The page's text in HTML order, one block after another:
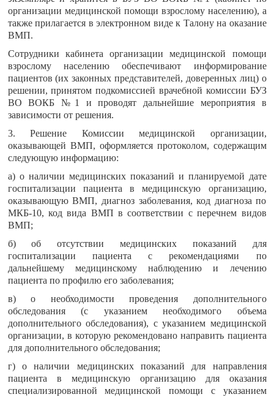
организации медицинской помощи взрослому населению), а
также прилагается в электронном виде к Талону на оказание
ВМП.
Сотрудники кабинета организации медицинской помощи
взрослому населению обеспечивают информирование
пациентов (их законных представителей, доверенных лиц) о
решении, принятом подкомиссией врачебной комиссии БУЗ
ВО ВОКБ №1 и проводят дальнейшие мероприятия в
зависимости от решения.
3. Решение Комиссии медицинской организации,
оказывающей ВМП, оформляется протоколом, содержащим
следующую информацию:
а) о наличии медицинских показаний и планируемой дате
госпитализации пациента в медицинскую организацию,
оказывающую ВМП, диагноз заболевания, код диагноза по
МКБ-10, код вида ВМП в соответствии с перечнем видов
ВМП;
б) об отсутствии медицинских показаний для
госпитализации пациента с рекомендациями по
дальнейшему медицинскому наблюдению и лечению
пациента по профилю его заболевания;
в) о необходимости проведения дополнительного
обследования (с указанием необходимого объема
дополнительного обследования), с указанием медицинской
организации, в которую рекомендовано направить пациента
для дополнительного обследования;
г) о наличии медицинских показаний для направления
пациента в медицинскую организацию для оказания
специализированной медицинской помощи с указанием